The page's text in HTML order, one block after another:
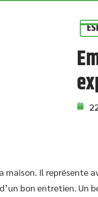
maison. Il représente
bon entretien. Un